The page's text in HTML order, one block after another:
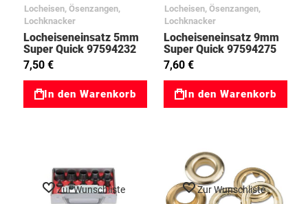
Locheisen, Ösenzangen,
Lochknacker
Locheiseneinsatz 5mm
Super Quick 97594232
7,50 €
In den Warenkorb
Locheisen, Ösenzangen,
Lochknacker
Locheiseneinsatz 9mm
Super Quick 97594275
7,60 €
In den Warenkorb
Zur Wunschliste Zur Wunschliste